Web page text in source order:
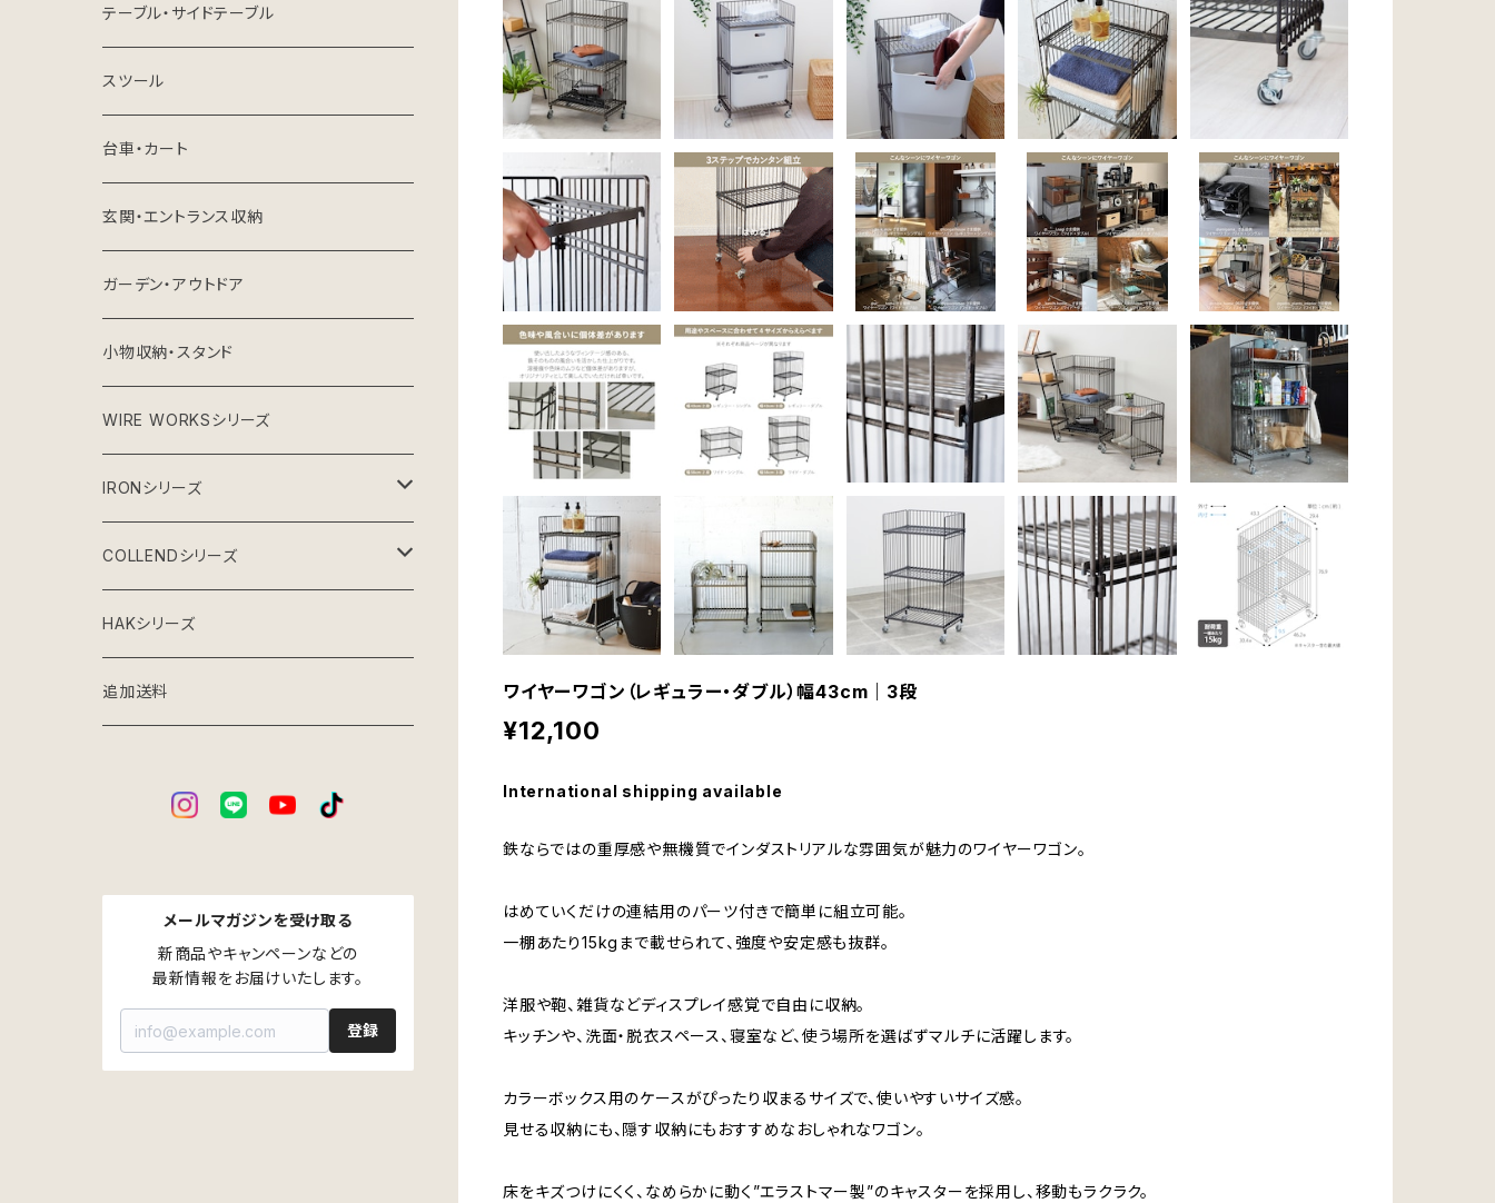
ワイヤーワゴン（レギュラー・ダブル）幅43cm｜3段
¥12,100
International shipping available
鉄ならではの重厚感や無機質でインダストリアルな雰囲気が魅力のワイヤーワゴン。
はめていくだけの連結用のパーツ付きで簡単に組立可能。
一棚あたり15kgまで載せられて、強度や安定感も抜群。
洋服や鞄、雑貨などディスプレイ感覚で自由に収納。
キッチンや、洗面・脱衣スペース、寝室など、使う場所を選ばずマルチに活躍します。
カラーボックス用のケースがぴったり収まるサイズで、使いやすいサイズ感。
見せる収納にも、隠す収納にもおすすめなおしゃれなワゴン。
床をキズつけにくく、なめらかに動く”エラストマー製”のキャスターを採用し、移動もラクラク。
テーブル・サイドテーブル
スツール
台車・カート
玄関・エントランス収納
ガーデン・アウトドア
小物収納・スタンド
WIRE WORKSシリーズ
IRONシリーズ
ガーデンシリーズ
グレーインテリア
アイアン×ウッドインテリア
COLLENDシリーズ
収納雑貨
家庭用台車
HAKシリーズ
追加送料
メールマガジンを受け取る
新商品やキャンペーンなどの
最新情報をお届けいたします。
登録